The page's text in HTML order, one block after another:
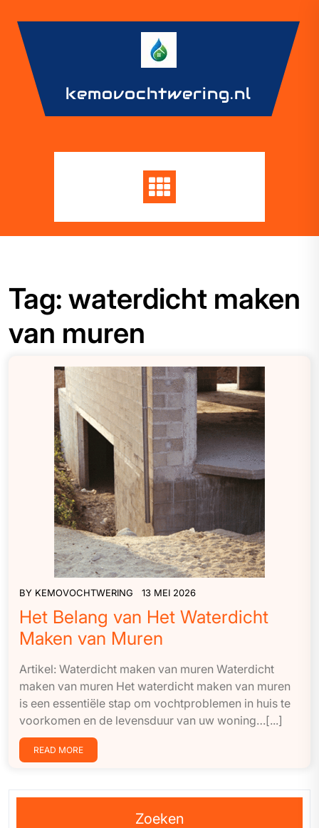
content
kemovochtwering.nl
Tag: waterdicht maken
van muren
BY KEMOVOCHTWERING 13 MEI 2026
Het Belang van Het Waterdicht
Maken van Muren
Artikel: Waterdicht maken van muren Waterdicht
maken van muren Het waterdicht maken van muren
is een essentiële stap om vochtproblemen in huis te
voorkomen en de levensduur van uw woning…[...]
READ MORE
Zoeken